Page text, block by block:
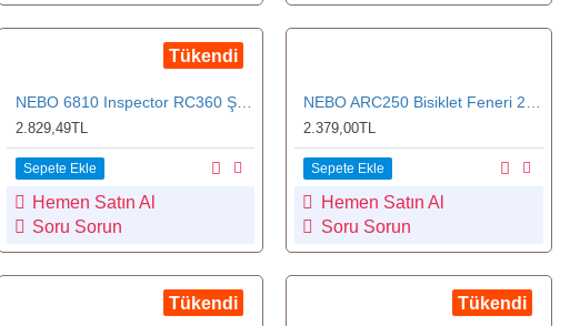
Tükendi
NEBO 6810 Inspector RC360 Şarjlı Kalem Tipi Fener
2.829,49TL
Sepete Ekle
Hemen Satın Al
Soru Sorun
2.379,00TL
Sepete Ekle
Hemen Satın Al
Soru Sorun
Tükendi Tükendi